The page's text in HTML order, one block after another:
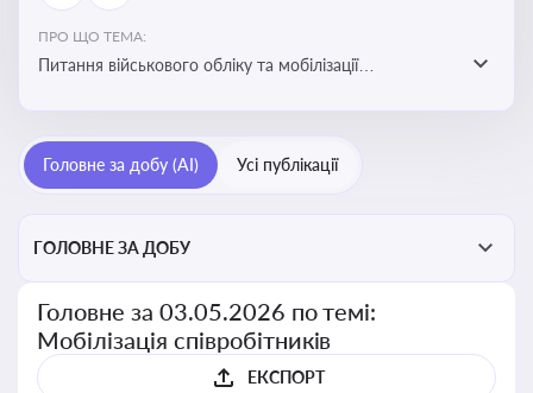
ПРО ЩО ТЕМА:
Питання військового обліку та мобілізації
Головне за добу (AI) Усі публікації
ГОЛОВНЕ ЗА ДОБУ
Головне за 03.05.2026 по темі:
Мобілізація співробітників
ЕКСПОРТ